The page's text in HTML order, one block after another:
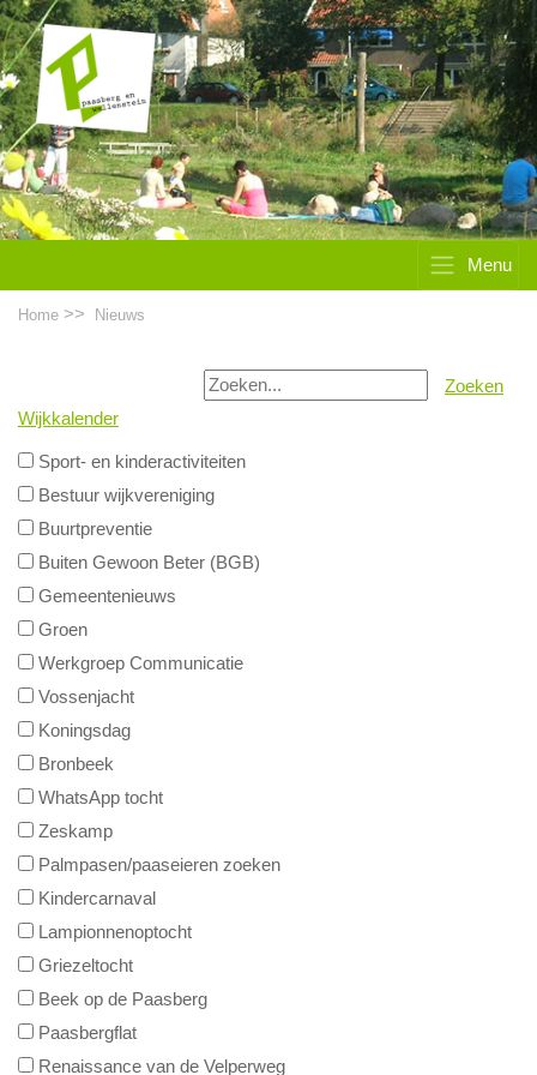
Menu
Home >> Nieuws
Zoeken
Wijkkalender
Sport- en kinderactiviteiten
Bestuur wijkvereniging
Buurtpreventie
Buiten Gewoon Beter (BGB)
Gemeentenieuws
Groen
Werkgroep Communicatie
Vossenjacht
Koningsdag
Bronbeek
WhatsApp tocht
Zeskamp
Palmpasen/paaseieren zoeken
Kindercarnaval
Lampionnenoptocht
Griezeltocht
Beek op de Paasberg
Paasbergflat
Renaissance van de Velperweg